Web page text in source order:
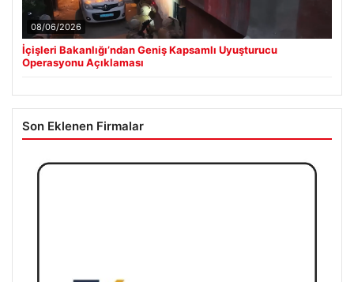
08/06/2026
İçişleri Bakanlığı’ndan Geniş Kapsamlı Uyuşturucu
Operasyonu Açıklaması
Son Eklenen Firmalar